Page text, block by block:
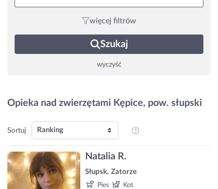
więcej filtrów
Szukaj
wyczyść
Opieka nad zwierzętami Kępice, pow. słupski
Sortuj
Natalia R.
Słupsk, Zatorze
Pies
Kot